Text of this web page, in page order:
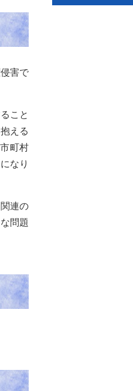
害で
こと
える
町村
なり
連の
問題